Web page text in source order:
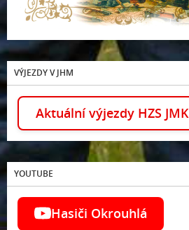
VÝJEZDY V JHM
Aktuální výjezdy HZS JMK
YOUTUBE
Hasiči Okrouhlá